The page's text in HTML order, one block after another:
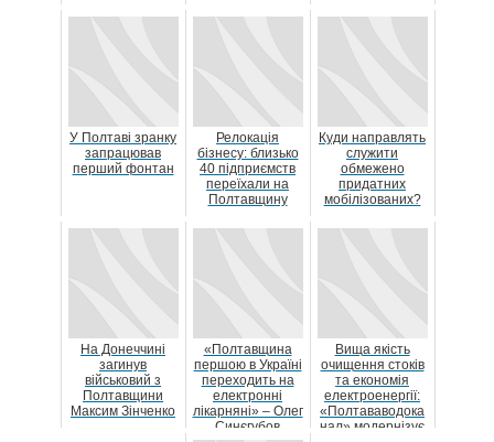
У Полтаві зранку
запрацював
перший фонтан
Релокація
бізнесу: близько
40 підприємств
переїхали на
Полтавщину
Куди направлять
служити
обмежено
придатних
мобілізованих?
На Донеччині
загинув
військовий з
Полтавщини
Максим Зінченко
«Полтавщина
першою в Україні
переходить на
електронні
лікарняні» – Олег
Синєгубов
Вища якість
очищення стоків
та економія
електроенергії:
«Полтававодока
нал» модернізує